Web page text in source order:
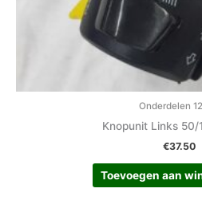
Onderdelen
Knopunit Links 50/
€37.50
Toevoegen aan